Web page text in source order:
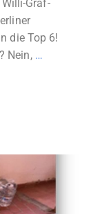
Graf-
die Top 6!
Nein, …